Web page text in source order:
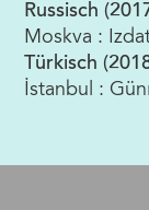
Russisch
Moskva :
Türkisch
İstanbul :